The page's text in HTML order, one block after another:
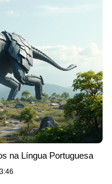
na Língua Portuguesa